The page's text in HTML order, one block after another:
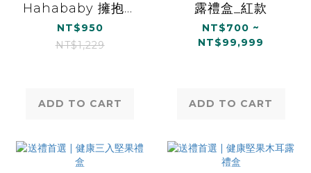
Hahababy 擁抱點
點聯名銀耳果醬禮
盒(含聯名果醬抹刀)
NT$950
NT$1,229
ADD TO CART
露禮盒_紅款
NT$700 ~
NT$99,999
ADD TO CART